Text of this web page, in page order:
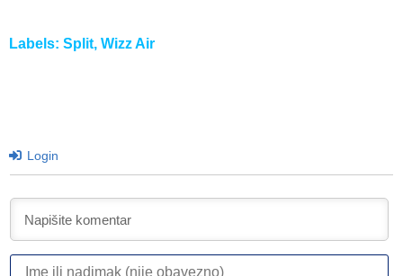
Labels: Split, Wizz Air
Login